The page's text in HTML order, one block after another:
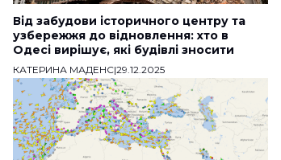
Від забудови історичного центру та
узбережжя до відновлення: хто в
Одесі вирішує, які будівлі зносити
КАТЕРИНА МАДЕНС|29.12.2025